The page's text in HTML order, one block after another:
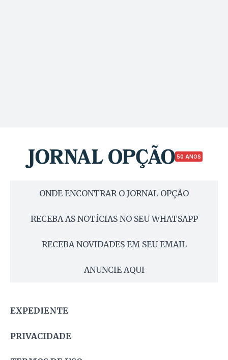
50 ANOS
ONDE ENCONTRAR O JORNAL OPÇÃO
RECEBA AS NOTÍCIAS NO SEU WHATSAPP
RECEBA NOVIDADES EM SEU EMAIL
ANUNCIE AQUI
EXPEDIENTE
PRIVACIDADE